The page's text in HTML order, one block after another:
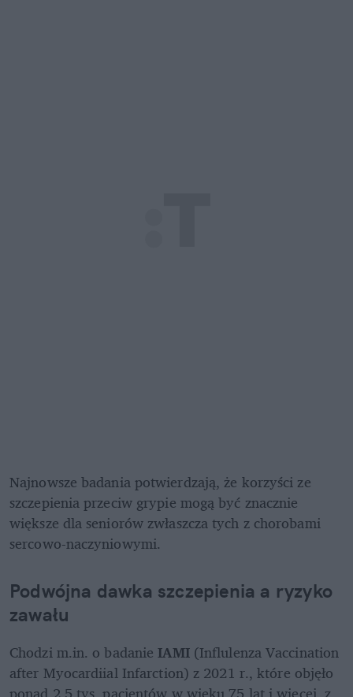
Najnowsze badania potwierdzają, że korzyści ze
szczepienia przeciw grypie mogą być znacznie
większe dla seniorów zwłaszcza tych z chorobami
sercowo-naczyniowymi.
Podwójna dawka szczepienia a ryzyko
zawału
Chodzi m.in. o badanie IAMI (Influlenza Vaccination
after Myocardiial Infarction) z 2021 r., które objęło